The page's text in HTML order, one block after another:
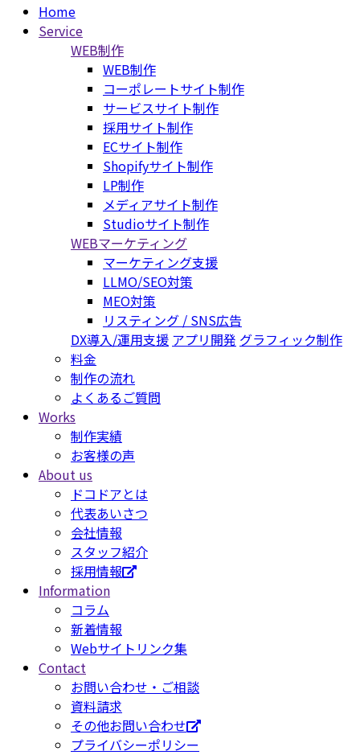
Home
Service
WEB制作
WEB制作
コーポレートサイト制作
サービスサイト制作
採用サイト制作
ECサイト制作
Shopifyサイト制作
LP制作
メディアサイト制作
Studioサイト制作
WEBマーケティング
マーケティング支援
LLMO/SEO対策
MEO対策
リスティング / SNS広告
DX導入/運用支援 アプリ開発 グラフィック制作
料金
制作の流れ
よくあるご質問
Works
制作実績
お客様の声
About us
ドコドアとは
代表あいさつ
会社情報
スタッフ紹介
採用情報
Information
コラム
新着情報
Webサイトリンク集
Contact
お問い合わせ・ご相談
資料請求
その他お問い合わせ
プライバシーポリシー